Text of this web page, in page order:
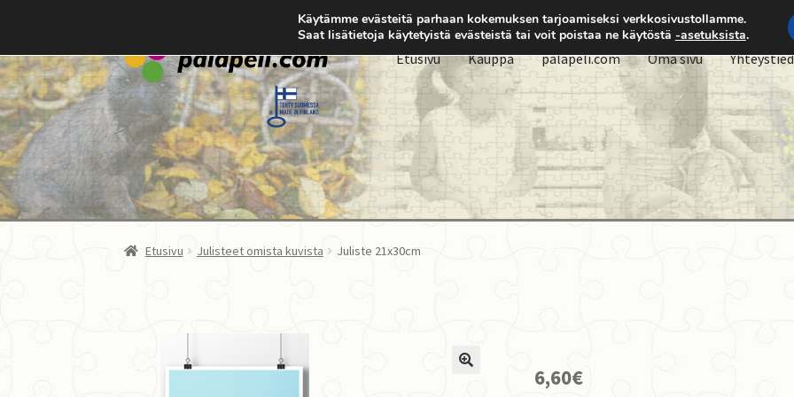
navigointiin
sisältöön
Etusivu Kauppa palapeli.com Oma sivu
Etusivu Julisteet omista kuvista Juliste 21x30cm
6,60€
Käytämme evästeitä parhaan kokemuksen tarjoamiseksi verkkosivustollamme.
Saat lisätietoja käytetyistä evästeistä tai voit poistaa ne käytöstä -asetuksista.